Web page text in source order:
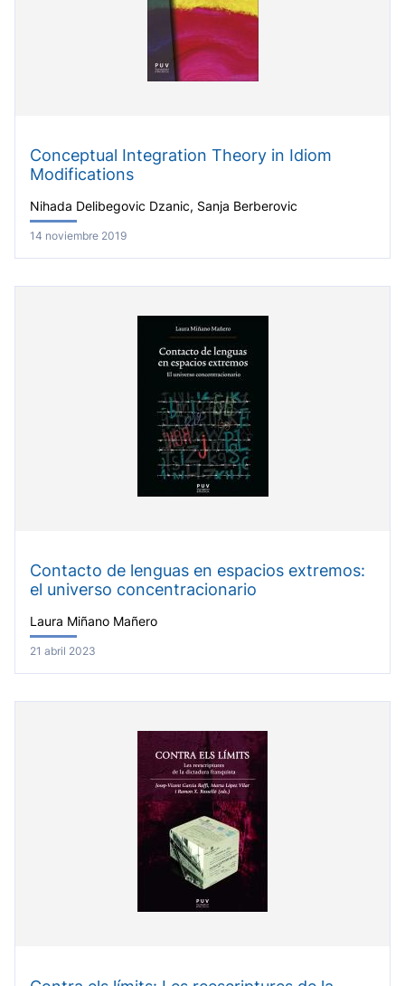
Conceptual Integration Theory in Idiom
Modifications
Nihada Delibegovic Dzanic, Sanja Berberovic
14 noviembre 2019
Contacto de lenguas en espacios extremos:
el universo concentracionario
Laura Miñano Mañero
21 abril 2023